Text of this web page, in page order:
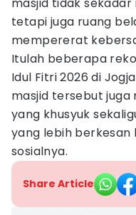
tetapi juga ruang
mempererat
Itulah beberapa
Idul Fitri 2026 di
masjid tersebut juga
yang khusyuk
yang lebih
sosialnya.
Share Article